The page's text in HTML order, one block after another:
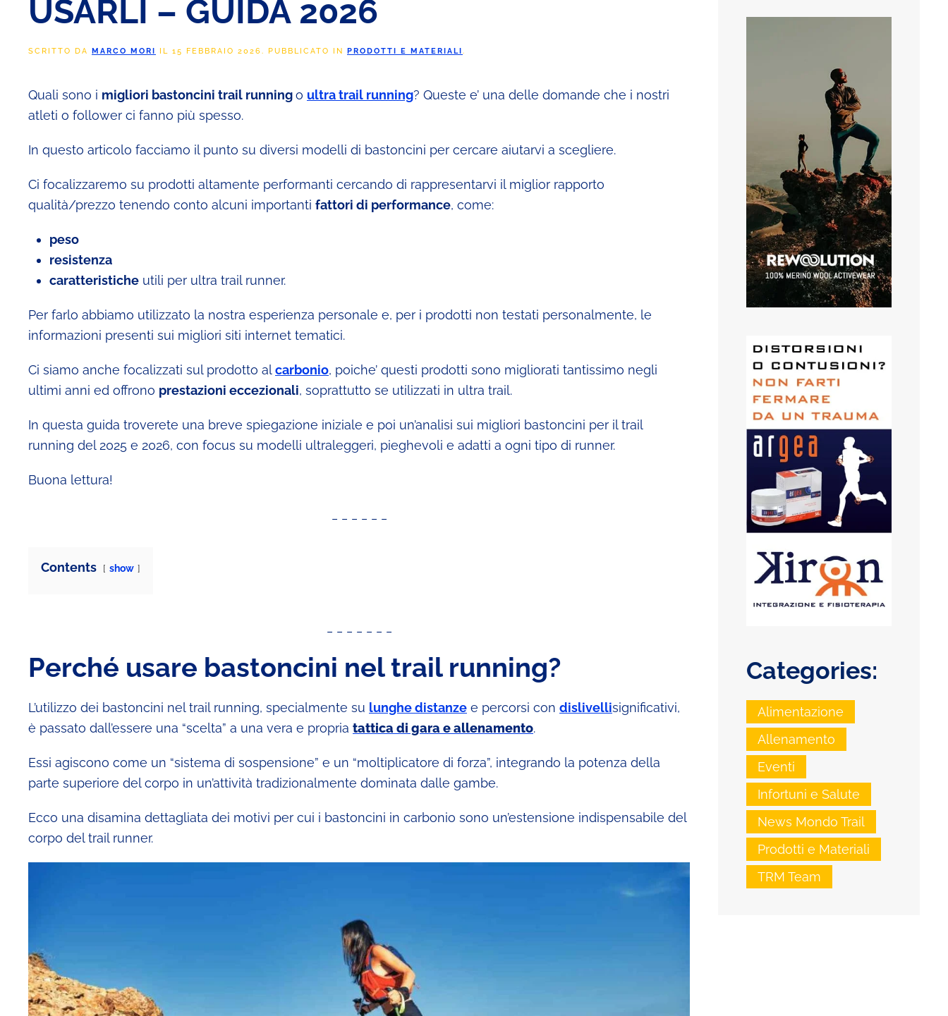
USARLI – GUIDA 2026
SCRITTO DA MARCO MORI IL 15 FEBBRAIO 2026. PUBBLICATO IN PRODOTTI E MATERIALI.
Quali sono i migliori bastoncini trail runningo ultra trail running? Queste e’ una delle domande che i nostri
atleti o follower ci fanno più spesso.
In questo articolo facciamo il punto su diversi modelli di bastoncini per cercare aiutarvi a scegliere.
Ci focalizzaremo su prodotti altamente performanti cercando di rappresentarvi il miglior rapporto
qualità/prezzo tenendo conto alcuni importanti fattori di performance, come:
peso
resistenza
caratteristiche utili per ultra trail runner.
Per farlo abbiamo utilizzato la nostra esperienza personale e, per i prodotti non testati personalmente, le
informazioni presenti sui migliori siti internet tematici.
Ci siamo anche focalizzati sul prodotto alcarbonio, poiche’ questi prodotti sono migliorati tantissimo negli
ultimi anni ed offrono prestazioni eccezionali, soprattutto se utilizzati in ultra trail.
In questa guida troverete una breve spiegazione iniziale e poi un’analisi sui migliori bastoncini per il trail
running del 2025 e 2026, con focus su modelli ultraleggeri, pieghevoli e adatti a ogni tipo di runner.
Buona lettura!
Contents show
Perché usare bastoncini nel trail running?
L’utilizzo dei bastoncini nel trail running, specialmente su lunghe distanze e percorsi con dislivellisignificativi,
è passato dall’essere una “scelta” a una vera e propria tattica di gara e allenamento.
Essi agiscono come un “sistema di sospensione” e un “moltiplicatore di forza”, integrando la potenza della
parte superiore del corpo in un’attività tradizionalmente dominata dalle gambe.
Ecco una disamina dettagliata dei motivi per cui i bastoncini in carbonio sono un’estensione indispensabile del
corpo del trail runner.
Categories:
Alimentazione
Allenamento
Eventi
Infortuni e Salute
News Mondo Trail
Prodotti e Materiali
TRM Team